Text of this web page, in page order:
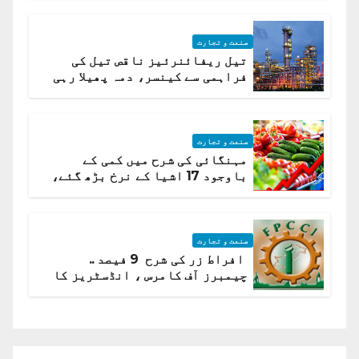
صنعت و تجارت
تیل ریفائنرئیز ناقص تیل کی
فراہمی سے کینسر، دمہ پھیلا رہی
صنعت و تجارت
مہنگائی کی شرح میں کمی کے
باوجود 17 اشیا کے نرخ بڑھ گئے،
صنعت و تجارت
افراط زر کی شرح 9 فیصد ..
چیمبرز آف کامرس ، انڈسٹریز کا